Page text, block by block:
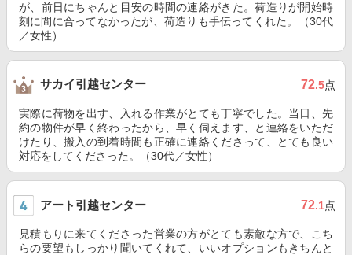
が、前日にちゃんと目安の時間の連絡がきた。荷造りが開始時
刻に間に合ってなかったが、荷造りも手伝ってくれた。（30代
／女性）
サカイ引越センター 72.5点
実際に荷物を出す、入れる作業がとても丁寧でした。当日、先
約の物件が早く終わったから、早く伺えます、と連絡をいただ
けたり、搬入の到着時間も正確に連絡くださって、とても良い
対応をしてくださった。（30代／女性）
アート引越センター 72.1点
見積もりに来てくださった営業の方がとても素敵な方で、こち
らの要望もしっかり聞いてくれて、いいオプションもきちんと